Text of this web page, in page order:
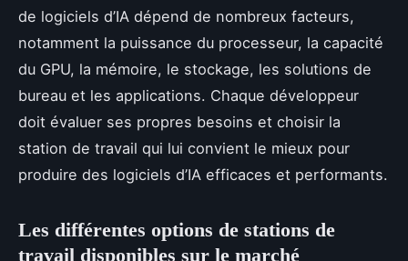
de logiciels d’IA dépend de nombreux facteurs,
notamment la puissance du processeur, la capacité
du GPU, la mémoire, le stockage, les solutions de
bureau et les applications. Chaque développeur
doit évaluer ses propres besoins et choisir la
station de travail qui lui convient le mieux pour
produire des logiciels d’IA efficaces et performants.
Les différentes options de stations de
travail disponibles sur le marché